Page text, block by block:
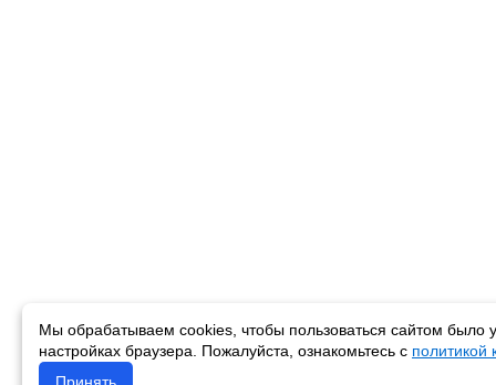
Мы обрабатываем cookies, чтобы пользоваться сайтом было
настройках браузера. Пожалуйста, ознакомьтесь с политикой